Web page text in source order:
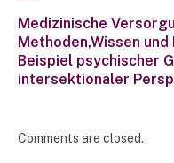
Medizinische
Methoden,Wissen
Beispiel psychischer
intersektionaler
Comments are closed.